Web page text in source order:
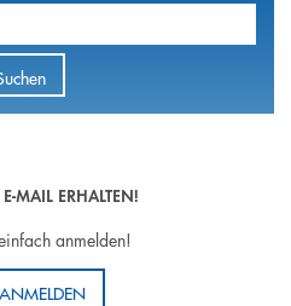
E-MAIL ERHALTEN!
anmelden!